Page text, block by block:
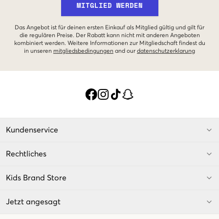
MITGLIED WERDEN
Das Angebot ist für deinen ersten Einkauf als Mitglied gültig und gilt für
die regulären Preise. Der Rabatt kann nicht mit anderen Angeboten
kombiniert werden. Weitere Informationen zur Mitgliedschaft findest du
in unseren mitgliedsbedingungen and our datenschutzerklarung
Kundenservice
Rechtliches
Kids Brand Store
Jetzt angesagt